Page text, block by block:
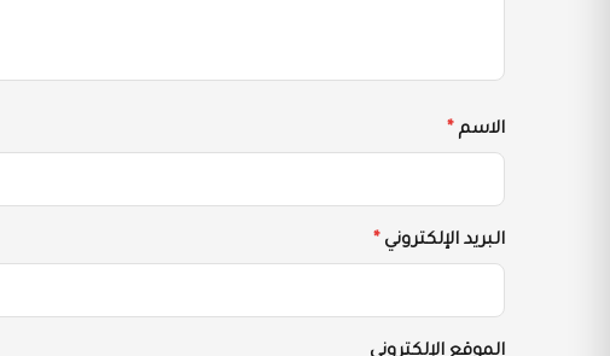
الاسم *
البريد الإلكتروني *
الموقع الإلكتروني